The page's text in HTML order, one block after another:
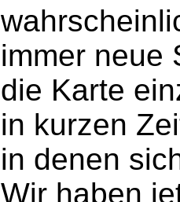
immer neue
die Karte
in kurzen
in denen
Wir haben